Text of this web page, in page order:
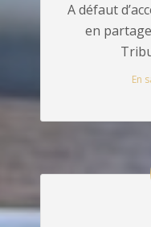
A défaut
en
En